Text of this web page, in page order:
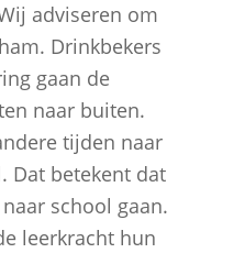
adviseren om
Drinkbekers
gaan de
naar buiten.
tijden naar
Dat betekent dat
school gaan.
leerkracht hun